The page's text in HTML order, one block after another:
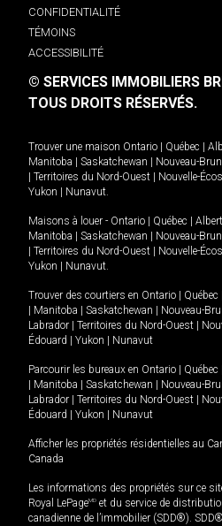
CONFIDENTIALITÉ
TÉMOINS
ACCESSIBILITÉ
© SERVICES IMMOBILIERS
TOUS DROITS RÉSERVÉS.
Trouver une maison Ontario Québec
Manitoba
Saskatchewan Nouveau-
Territoires du Nord-Ouest Nouvelle-
Yukon
Nunavut.
Maisons à louer - Ontario Québec
Manitoba
Saskatchewan Nouveau-
Territoires du Nord-Ouest Nouvelle-
Yukon
Nunavut.
Trouver des courtiers en Ontario Québec
Manitoba Saskatchewan Nouveau-
Labrador
Territoires du Nord-Ouest
Édouard
Yukon Nunavut
Parcourir les bureaux en Ontario Québec
Manitoba Saskatchewan Nouveau-
Labrador
Territoires du Nord-Ouest
Édouard
Yukon Nunavut
Afficher les propriétés résidentielles au
Canada
Les informations des propriétés sur ce
Royal LePageMD et du service de
canadienne de l’immobilier (SDD®).